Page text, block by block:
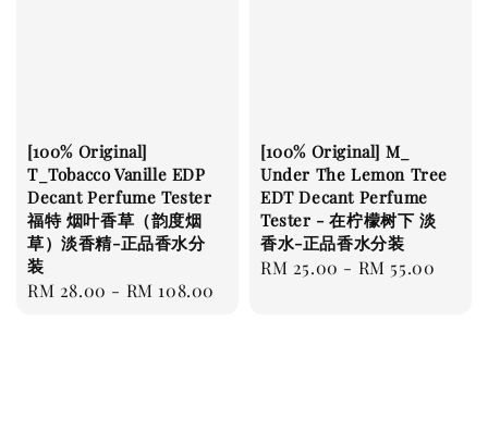
[100% Original]
T_Tobacco Vanille EDP
Decant Perfume Tester
福特 烟叶香草（韵度烟
草）淡香精-正品香水分
装
Regular
RM 28.00 - RM 108.00
[100% Original] M_
Under The Lemon Tree
EDT Decant Perfume
Tester - 在柠檬树下 淡
香水-正品香水分装
Regular
RM 25.00 - RM 55.00